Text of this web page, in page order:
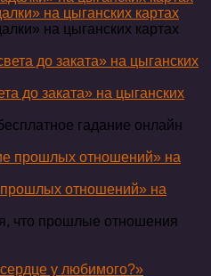
на цыганских картах
на цыганских картах
до заката» на цыганских
гадание онлайн
отношений» на
что прошлые отношения